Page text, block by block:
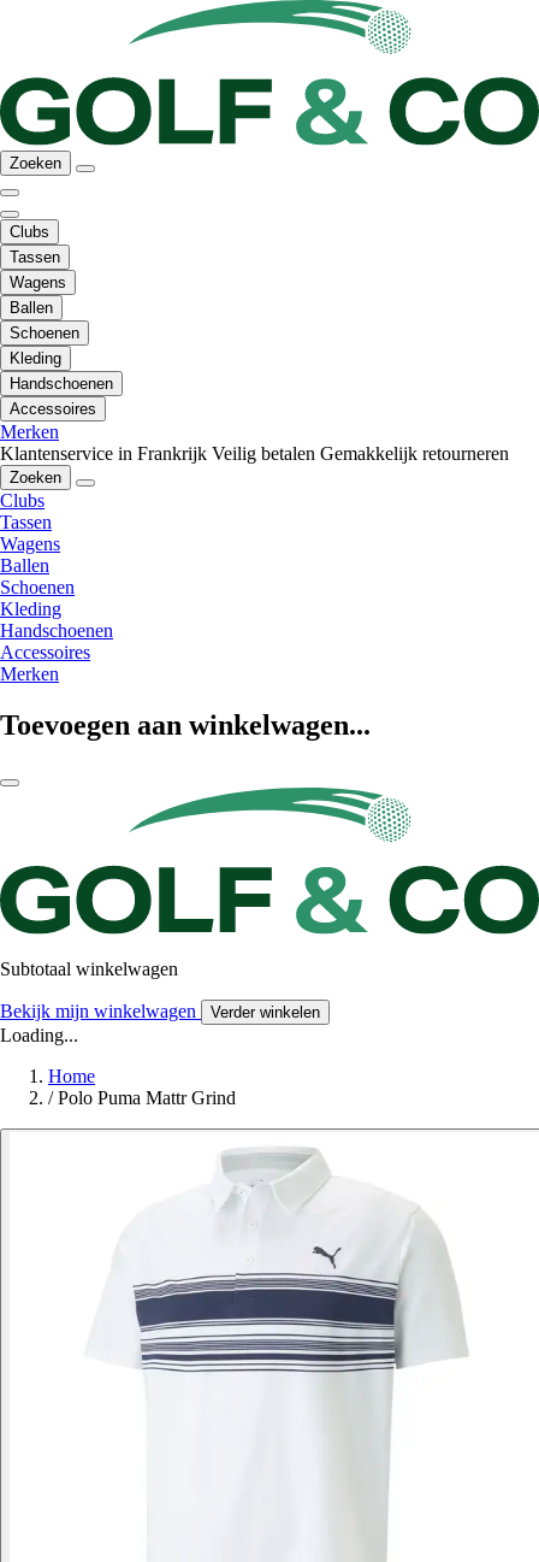
Zoeken
Clubs
Tassen
Wagens
Ballen
Schoenen
Kleding
Handschoenen
Accessoires
Merken
Klantenservice in Frankrijk Veilig betalen Gemakkelijk retourneren
Zoeken
Clubs
Tassen
Wagens
Ballen
Schoenen
Kleding
Handschoenen
Accessoires
Merken
Toevoegen aan winkelwagen...
Subtotaal winkelwagen
Bekijk mijn winkelwagen Verder winkelen
Loading...
Home
/ Polo Puma Mattr Grind